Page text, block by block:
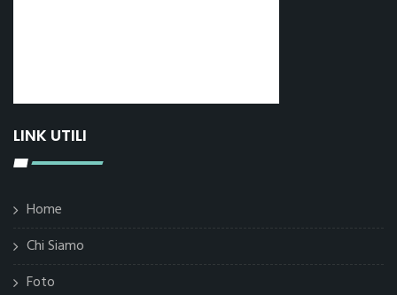
LINK UTILI
Home
Chi Siamo
Foto